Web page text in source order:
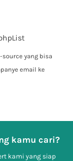
yang bisa
email ke
kamu cari?
kami yang siap